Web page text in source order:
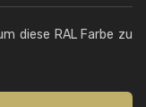
diese RAL Farbe zu